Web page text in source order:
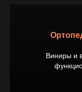
Виниры и